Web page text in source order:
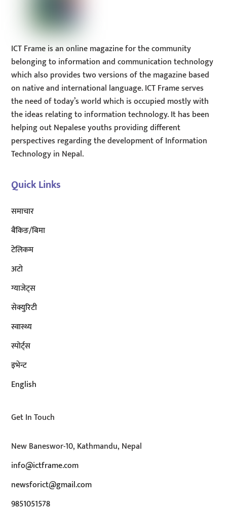
ICT Frame is an online magazine for the community
belonging to information and communication technology
which also provides two versions of the magazine based
on native and international language. ICT Frame serves
the need of today’s world which is occupied mostly with
the ideas relating to information technology. It has been
helping out Nepalese youths providing different
perspectives regarding the development of Information
Technology in Nepal.
Quick Links
समाचार
बैंकिङ/बिमा
टेलिकम
अटाे
ग्याजेट्स
सेक्युरिटी
स्वास्थ्य
स्पोर्ट्स
इभेन्ट
English
Get In Touch
New Baneswor-10, Kathmandu, Nepal
info@ictframe.com
newsforict@gmail.com
9851051578